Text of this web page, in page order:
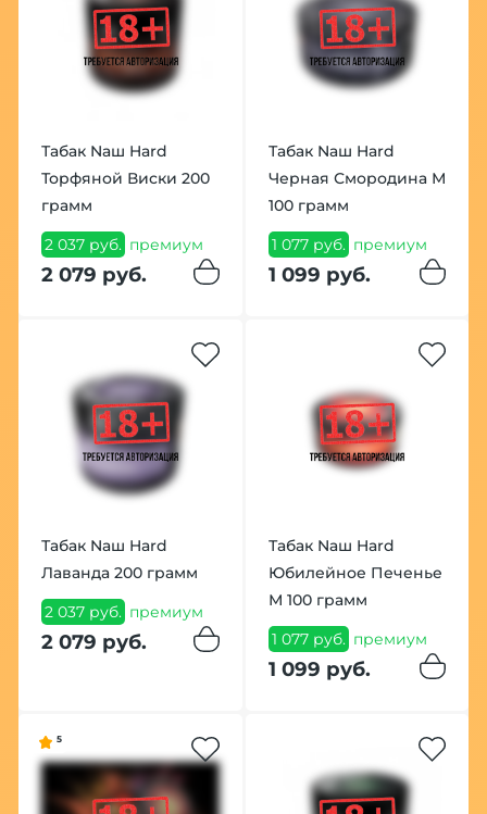
Табак Nаш Hard
Торфяной Виски 200
грамм
2 037 руб. премиум
2 079 руб.
Табак Nаш Hard
Черная Смородина М
100 грамм
1 077 руб. премиум
1 099 руб.
Табак Nаш Hard
Лаванда 200 грамм
2 037 руб. премиум
2 079 руб.
Табак Nаш Hard
Юбилейное Печенье
М 100 грамм
1 077 руб. премиум
1 099 руб.
5